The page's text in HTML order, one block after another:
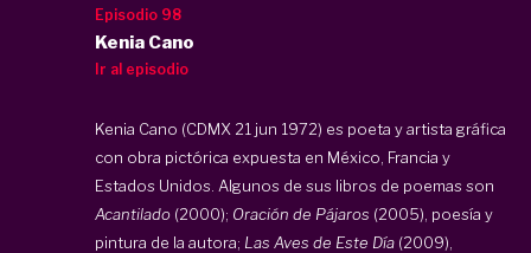
Episodio 98
Kenia Cano
Ir al episodio
Kenia Cano (CDMX 21 jun 1972) es poeta y artista gráfica
con obra pictórica expuesta en México, Francia y
Estados Unidos. Algunos de sus libros de poemas son
Acantilado (2000); Oración de Pájaros (2005), poesía y
pintura de la autora; Las Aves de Este Día (2009),